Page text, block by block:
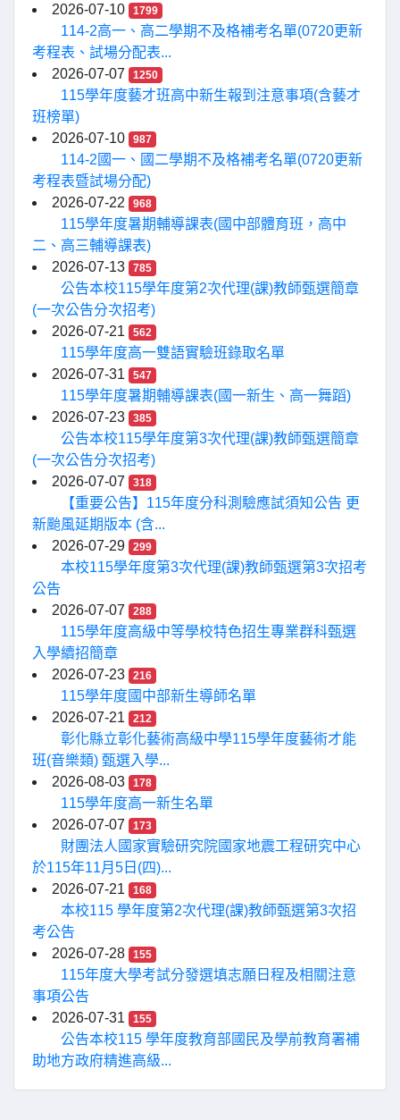
2026-07-10
1799
114-2高一、高二學期不及格補考名單(0720更新
考程表、試場分配表...
2026-07-07
1250
115學年度藝才班高中新生報到注意事項(含藝才
班榜單)
2026-07-10
987
114-2國一、國二學期不及格補考名單(0720更新
考程表暨試場分配)
2026-07-22
968
115學年度暑期輔導課表(國中部體育班，高中
二、高三輔導課表)
2026-07-13
785
公告本校115學年度第2次代理(課)教師甄選簡章
(一次公告分次招考)
2026-07-21
562
115學年度高一雙語實驗班錄取名單
2026-07-31
547
115學年度暑期輔導課表(國一新生、高一舞蹈)
2026-07-23
385
公告本校115學年度第3次代理(課)教師甄選簡章
(一次公告分次招考)
2026-07-07
318
【重要公告】115年度分科測驗應試須知公告 更
新颱風延期版本 (含...
2026-07-29
299
本校115學年度第3次代理(課)教師甄選第3次招考
公告
2026-07-07
288
115學年度高級中等學校特色招生專業群科甄選
入學續招簡章
2026-07-23
216
115學年度國中部新生導師名單
2026-07-21
212
彰化縣立彰化藝術高級中學115學年度藝術才能
班(音樂類) 甄選入學...
2026-08-03
178
115學年度高一新生名單
2026-07-07
173
財團法人國家實驗研究院國家地震工程研究中心
於115年11月5日(四)...
2026-07-21
168
本校115 學年度第2次代理(課)教師甄選第3次招
考公告
2026-07-28
155
115年度大學考試分發選填志願日程及相關注意
事項公告
2026-07-31
155
公告本校115 學年度教育部國民及學前教育署補
助地方政府精進高級...